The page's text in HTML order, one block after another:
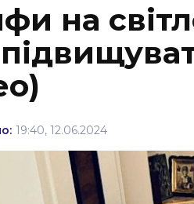
Соціум
Ужгород
НОВИНИ
на
19:40, 12.06.2024